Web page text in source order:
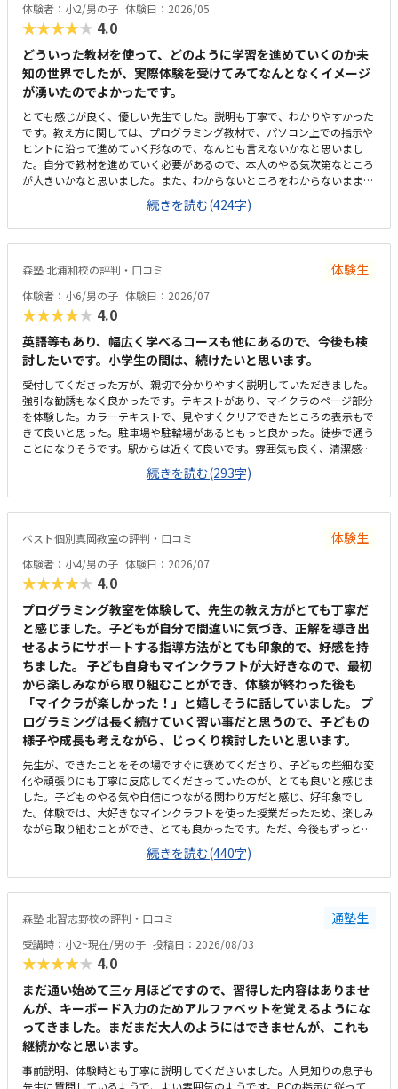
がありましたが、このシートのおかげで成長の道筋が具体的にイメージで
き、安心して通わせることができています。教室までは車で10分ほどかか
周辺は大通りで交通量が多く、路上での一時的な乗り降りが難しいため、
毎回専用駐車場に入れる必要があります。少し手間には感じますが、安全
面を考えると仕方がない部分でもあり、安心して送り迎えができる環境だ
と思っています。教室内は全体的にきれいに整っており、落ち着いた雰囲
気で学べる環境だと感じました。設備もきちんと手入れされていて、パソ
コンや机まわりも清潔に保たれているため、子どもが安心して集中できる
空間になっています。初めてのプログラミング学習でも不安なく取り組め
る環境が整っている点は、とても良い印象でした。教室の割引制度がある
ことで助かってはいますが、正規料金だけを見るとやはり高いと感じてい
ます。今は割引があるから続けられていますが、もしこの制度がなくなっ
ると景品と交換できる仕組みになっているため、子どもも毎回楽しみにし
ともなく、安心して続けられています。上記でお話したとおり、教室の雰
囲気や指導の進め方、独自の取り組みなど、総合的に満足しています。子
どもが楽しく通えており、成長を実感できる点が何よりありがたいです。
今後もこのまま安心して続けられればと思っています。
体験者：小2/男の子 体験日：2026/05
★★★★★ 4.0
どういった教材を使って、どのように学習を進めていくのか未
知の世界でしたが、実際体験を受けてみてなんとなくイメージ
が湧いたのでよかったです。
とても感じが良く、優しい先生でした。説明も丁寧で、わかりやすかった
です。教え方に関しては、プログラミング教材で、パソコン上での指示や
ヒントに沿って進めていく形なので、なんとも言えないかなと思いまし
た。自分で教材を進めていく必要があるので、本人のやる気次第なところ
が大きいかなと思いました。また、わからないところをわからないまま適
当に進めず、きちんと質問し、確認しながらできるかどうかが懸念点で
す。家から近く、徒歩で子ども1人でも通わせることができそうなので、
そこは魅力的だなと思いました。こじんまりとした教室ですが、机や椅子
は綺麗でした。余計なものが置かれていないので勉強に集中できそうな環
境だと思いました。月額は習い事の中では高めかなと思います。ただ、パ
ソコンとその中にある教材を使用するため、高くなってしまうのは仕方な
いかなとも思います。マイクラが使われているということで子どもが興味
を持っていました。遊び感覚で学んでいけるのは良いと思います。
続きを読む(424字)
森塾 北浦和校の評判・口コミ 体験生
体験者：小6/男の子 体験日：2026/07
★★★★★ 4.0
英語等もあり、幅広く学べるコースも他にあるので、今後も検
討したいです。小学生の間は、続けたいと思います。
受付してくださった方が、親切で分かりやすく説明していただきました。
強引な勧誘もなく良かったです。テキストがあり、マイクラのページ部分
を体験した。カラーテキストで、見やすくクリアできたところの表示もで
きて良いと思った。駐車場や駐輪場があるともっと良かった。徒歩で通う
ことになりそうです。駅からは近くて良いです。雰囲気も良く、清潔感も
あった。部屋が区切られていて、個人スペースも確保されていて良かっ
た。基本料金以外に、追加料金があまり無さそうで良かった。できれば、
毎月1万以内で通いたいです。子供に熱心に話しかけてくださったり、褒
めてくださって、子供が頑張ろうという気持ちになれて良かった。
続きを読む(293字)
ベスト個別真岡教室の評判・口コミ 体験生
体験者：小4/男の子 体験日：2026/07
★★★★★ 4.0
プログラミング教室を体験して、先生の教え方がとても丁寧だ
と感じました。子どもが自分で間違いに気づき、正解を導き出
せるようにサポートする指導方法がとても印象的で、好感を持
ちました。 子ども自身もマインクラフトが大好きなので、最初
から楽しみながら取り組むことができ、体験が終わった後も
「マイクラが楽しかった！」と嬉しそうに話していました。 プ
ログラミングは長く続けていく習い事だと思うので、子どもの
様子や成長も考えながら、じっくり検討したいと思います。
先生が、できたことをその場ですぐに褒めてくださり、子どもの些細な変
化や頑張りにも丁寧に反応してくださっていたのが、とても良いと感じま
した。子どものやる気や自信につながる関わり方だと感じ、好印象でし
た。体験では、大好きなマインクラフトを使った授業だったため、楽しみ
ながら取り組むことができ、とても良かったです。ただ、今後もずっとマ
インクラフトを使った内容ではないと伺ったので、その後も興味を持って
取り組めるかどうかは少し気になる点でした。教室は自宅から15分ほどの
距離にあり、通いやすいと感じました。また、駐車場もあるため、送り迎
えもしやすく、安心して通わせられる環境だと思いました。教室は一人ひ
とりの席が完全に仕切られているわけではありませんが、壁などで視線が
分散しにくい工夫がされており、集中しやすい雰囲気だと感じました。月
4回（1回50分）で約12,000円という料金は、我が家にとってはやや高く
感じますが、プログラミング教室の相場を考えると、妥当な金額なのかな
と思いました。
続きを読む(440字)
森塾 北習志野校の評判・口コミ 通塾生
受講時：小2~現在/男の子 投稿日：2026/08/03
★★★★★ 4.0
まだ通い始めて三ヶ月ほどですので、習得した内容はありませ
んが、キーボード入力のためアルファベットを覚えるようにな
ってきました。まだまだ大人のようにはできませんが、これも
継続かなと思います。
事前説明、体験時とも丁寧に説明してくださいました。人見知りの息子も